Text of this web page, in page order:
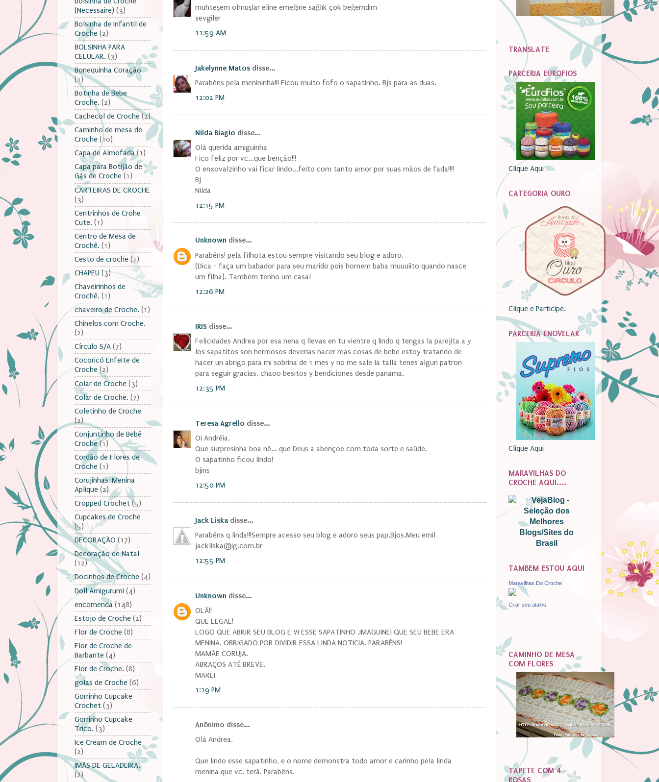
muhteşem olmuşlar eline emeğine sağlık çok beğemdim
sevgiler
11:59 AM
Jakelynne Matos disse...
Parabéns pela menininha!!! Ficou muito fofo o sapatinho. Bjs para as duas.
12:02 PM
Nilda Biagio disse...
Olá querida amiguinha
Fico feliz por vc...que benção!!!
O enxovalzinho vai ficar lindo...feito com tanto amor por suas mãos de fada!!!!
Bj
Nilda
12:15 PM
Unknown disse...
Parabéns! pela filhota estou sempre visitando seu blog e adoro.
(Dica - faça um babador para seu marido pois homem baba muuuiito quando nasce
um filha). Tambem tenho um casal
12:26 PM
IRIS disse...
Felicidades Andrea por esa nena q llevas en tu vientre q lindo q tengas la parejita a y
los sapatitos son hermosos deverias hacer mas cosas de bebe estoy tratando de
hacer un abrigo para mi sobrina de 1 mes y no me sale la talla tenes algun patron
para seguir gracias, chaoo besitos y bendiciones desde panama.
12:35 PM
Teresa Agrello disse...
Oi Andréia,
Que surpresinha boa né... que Deus a abençoe com toda sorte e saúde.
O sapatinho ficou lindo!
bjins
12:50 PM
Jack Liska disse...
Parabéns q linda!!!Sempre acesso seu blog e adoro seus pap.Bjos.Meu emil
jackliska@ig.com.br
12:55 PM
Unknown disse...
OLÁ!!
QUE LEGAL!
LOGO QUE ABRIR SEU BLOG E VI ESSE SAPATINHO ,IMAGUINEI QUE SEU BEBE ERA
MENINA. OBRIGADO POR DIVIDIR ESSA LINDA NOTICIA. PARABÉNS!
MAMÃE CORUJA.
ABRAÇOS ATÉ BREVE.
MARLI
1:19 PM
Anônimo disse...
Olá Andrea,
Que lindo esse sapatinho, e o nome demonstra todo amor e carinho pela linda
menina que vc. terá. Parabéns.
(Necessaire) (3)
Bolsinha de Infantil de
Croche (2)
BOLSINHA PARA
CELULAR. (3)
Bonequinha Coração
(1)
Botinha de Bebe
Croche. (2)
Cachecol de Croche (2)
Caminho de mesa de
Croche (10)
Capa de Almofada (1)
Capa para Botijão de
Gás de Croche (1)
CARTEIRAS DE CROCHE
(3)
Centrinhos de Crohe
Cute. (1)
Centro de Mesa de
Crochê. (1)
Cesto de croche (1)
CHAPEU (3)
Chaveirinhos de
Crochê. (1)
chaveiro de Croche. (1)
Chinelos com Croche.
(2)
Círculo S/A (7)
Cocoricó Enfeite de
Croche (2)
Colar de Croche (3)
Colar de Croche. (7)
Coletinho de Croche
(2)
Conjuntinho de Bebê
Croche (1)
Cordão de Flores de
Croche (1)
Corujinhas-Menina
Aplique (2)
Cropped Crochet (5)
Cupcakes de Croche
(5)
DECORAÇÃO (17)
Decoração de Natal
(12)
Docinhos de Croche (4)
Doll Amigurumi (4)
encomenda (148)
Estojo de Croche (2)
Flor de Croche (8)
Flor de Croche de
Barbante (4)
Flor de Croche. (8)
golas de Croche (6)
Gorrinho Cupcake
Crochet (3)
Gorrinho Cupcake
Trico. (3)
Ice Cream de Croche
(2)
IMÃS DE GELADEIRA.
(2)
TRANSLATE
PARCERIA EUROFIOS
Clique Aqui
CATEGORIA OURO
Clique e Participe.
PARCERIA ENOVELAR
Clique Aqui
MARAVILHAS DO
CROCHE AQUI....
TAMBEM ESTOU AQUI
Maravilhas Do Croche
Criar seu atalho
CAMINHO DE MESA
COM FLORES
TAPETE COM 4
ROSAS